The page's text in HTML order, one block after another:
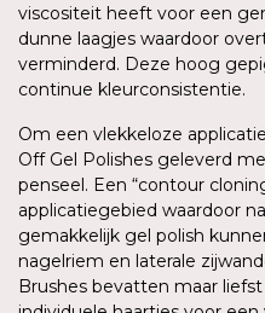
viscositeit heeft voor een
dunne laagjes waardoor
verminderd. Deze hoog
continue kleurconsistentie.
Om een vlekkeloze
Off Gel Polishes geleverd
penseel. Een “contour
applicatiegebied waardoor
gemakkelijk gel polish
nagelriem en laterale
Brushes bevatten maar